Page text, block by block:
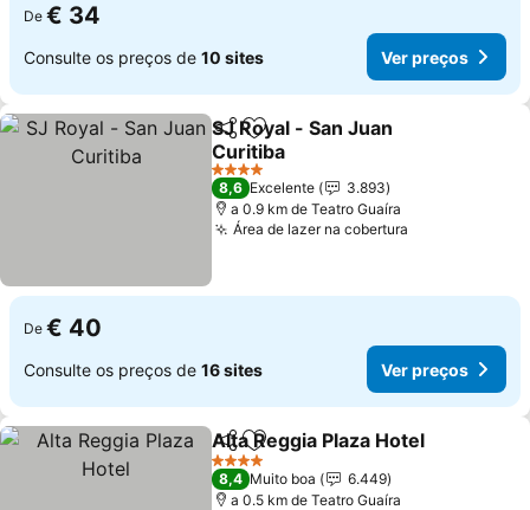
De € 34
Consulte os preços de 10 sites Ver preços
PartilharAdicionar aos favoritos
SJ Royal - San Juan
Curitiba
Ver preços
4 Estrelas
8,6 Excelente
3.893
a 0.9 km de Teatro Guaíra
Área de lazer na cobertura
De € 40
Consulte os preços de 16 sites Ver preços
PartilharAdicionar aos favoritos
Alta Reggia Plaza Hotel
4 Estrelas
8,4 Muito boa
6.449
a 0.5 km de Teatro Guaíra